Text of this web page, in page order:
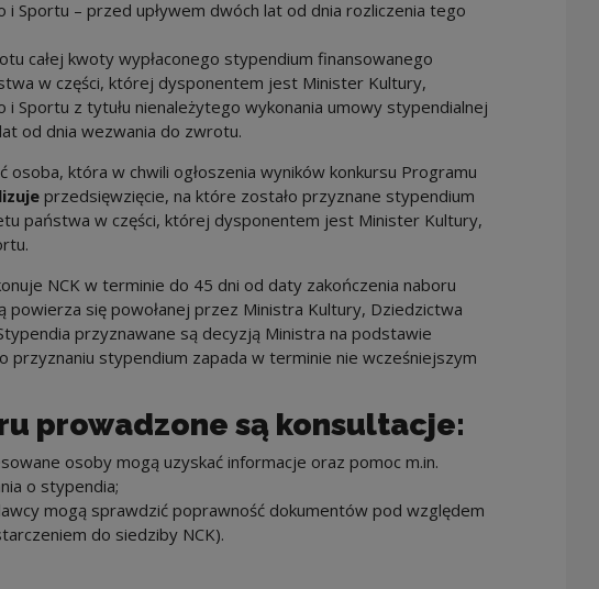
Sportu – przed upływem dwóch lat od dnia rozliczenia tego
całej kwoty wypłaconego stypendium finansowanego
w części, której dysponentem jest Minister Kultury,
Sportu z tytułu nienależytego wykonania umowy stypendialnej
od dnia wezwania do zwrotu.
osoba, która w chwili ogłoszenia wyników konkursu Programu
przedsięwzięcie, na które zostało przyznane stypendium
państwa w części, której dysponentem jest Minister Kultury,
NCK w terminie do 45 dni od daty zakończenia naboru
powierza się powołanej przez Ministra Kultury, Dziedzictwa
przyznawane są decyzją Ministra na podstawie
przyznaniu stypendium zapada w terminie nie wcześniejszym
prowadzone są konsultacje:
osoby mogą uzyskać informacje oraz pomoc m.in.
o stypendia;
mogą sprawdzić poprawność dokumentów pod względem
do siedziby NCK).